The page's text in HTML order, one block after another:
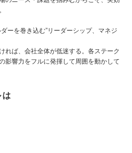
ーを巻き込む”リーダーシップ、マネジ
れば、会社全体が低迷する。各ステーク
影響力をフルに発揮して周囲を動かして